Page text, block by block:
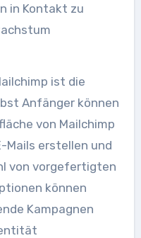
in Kontakt zu
ist die
Anfänger können
von Mailchimp
Mails erstellen und
von vorgefertigten
können
Kampagnen